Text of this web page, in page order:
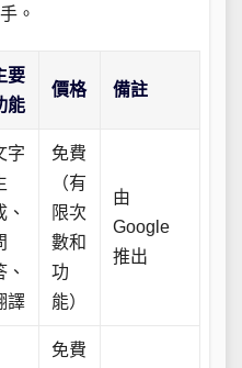
。
要
能
價格 備註
字
、
、
譯
免費
（有
限次
數和
功
能）
由
Google
推出
免費